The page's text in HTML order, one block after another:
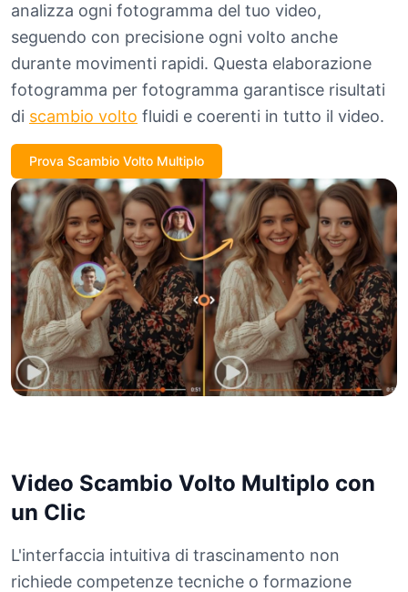
analizza ogni fotogramma del tuo video,
seguendo con precisione ogni volto anche
durante movimenti rapidi. Questa elaborazione
fotogramma per fotogramma garantisce risultati
di scambio volto fluidi e coerenti in tutto il video.
Prova Scambio Volto Multiplo
Video Scambio Volto Multiplo con
un Clic
L'interfaccia intuitiva di trascinamento non
richiede competenze tecniche o formazione